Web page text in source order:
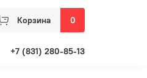
Корзина 0
+7 (831) 280-85-13